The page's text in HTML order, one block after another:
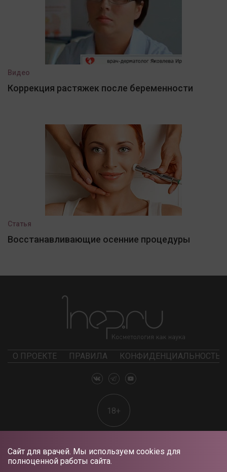
Сайт для врачей. Мы используем cookies для
полноценной работы сайта.
Видео
Коррекция растяжек после беременности
Статья
Восстанавливающие осенние процедуры
О ПРОЕКТЕ ПРАВИЛА КОНФИДЕНЦИАЛЬНОСТЬ
18+